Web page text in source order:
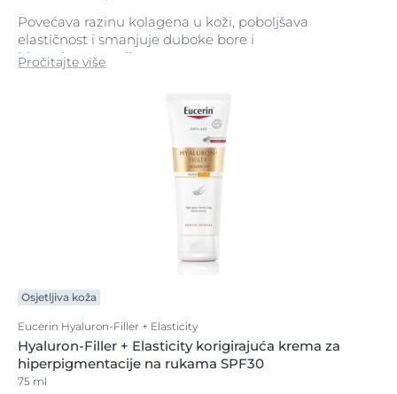
Povećava razinu kolagena u koži, poboljšava
elastičnost i smanjuje duboke bore i
hiperpigmentacije
Pročitajte više
Osjetljiva koža
Eucerin Hyaluron-Filler + Elasticity
Hyaluron-Filler + Elasticity korigirajuća krema za
hiperpigmentacije na rukama SPF30
75 ml